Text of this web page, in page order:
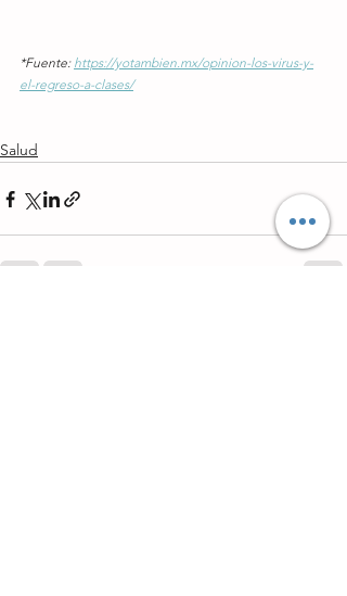
*Fuente: https://yotambien.mx/opinion-los-virus-y-
el-regreso-a-clases/
Salud